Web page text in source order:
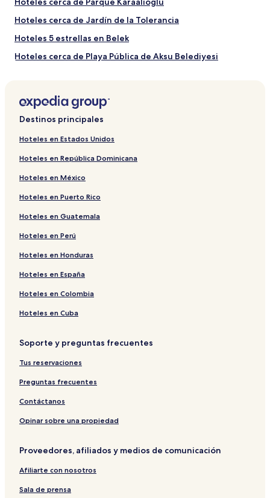
Serik?
Meses más cálidos: agosto, julio, septiembre y junio
(promedio de 28 °C)
Meses más fríos: enero, febrero, marzo y diciembre
(promedio de 12 °C)
Hoteles cerca de Jardín de la Tolerancia
Hoteles 5 estrellas en Belek
Hoteles cerca de Playa Pública de Aksu Belediyesi
Villas en Belek
Hoteles cerca de Parque de la Playa de Belek
Hoteles de golf en Belek
Hoteles con desayuno incluido en Bogazkent
Hoteles cerca de Playa de İnciraltı
Hoteles cerca de Hospital Privado Lara Anatolia
Pensiones en Side
Hoteles en Colakli
Hoteles con desayuno incluido en Güzeloba
Hoteles de playa en Belek
Resorts en Antalya
Hoteles cerca de Campo de golf Lykia Links Antalya
Hoteles en Eski Lara
Hoteles cerca de Parque temático The Land of Legends
Hostales en Antalya
Hoteles cerca de Club de golf Gloria
Hoteles en Aksu
Hoteles cerca de Parque acuático
Destinos principales
Hoteles en Estados Unidos
Hoteles en República Dominicana
Hoteles en México
Hoteles en Puerto Rico
Hoteles en Guatemala
Hoteles en Perú
Hoteles en Honduras
Hoteles en España
Hoteles en Colombia
Hoteles en Cuba
Soporte y preguntas frecuentes
Tus reservaciones
Preguntas frecuentes
Contáctanos
Opinar sobre una propiedad
Proveedores, afiliados y medios de comunicación
Afiliarte con nosotros
Sala de prensa